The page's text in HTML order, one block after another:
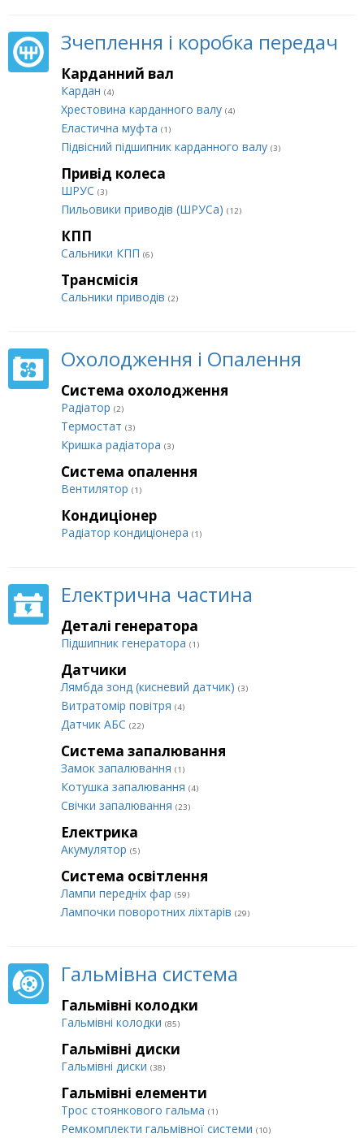
Зчеплення і коробка передач
Карданний вал
Кардан (4)
Хрестовина карданного валу (4)
Еластична муфта (1)
Підвісний підшипник карданного валу (3)
Привід колеса
ШРУС (3)
Пильовики приводів (ШРУСа) (12)
КПП
Сальники КПП (6)
Трансмісія
Сальники приводів (2)
Охолодження і Опалення
Система охолодження
Радіатор (2)
Термостат (3)
Кришка радіатора (3)
Система опалення
Вентилятор (1)
Кондиціонер
Радіатор кондиціонера (1)
Електрична частина
Деталі генератора
Підшипник генератора (1)
Датчики
Лямбда зонд (кисневий датчик) (3)
Витратомір повітря (4)
Датчик АБС (22)
Система запалювання
Замок запалювання (1)
Котушка запалювання (4)
Свічки запалювання (23)
Електрика
Акумулятор (5)
Система освітлення
Лампи передніх фар (59)
Лампочки поворотних ліхтарів (29)
Гальмівна система
Гальмівні колодки
Гальмівні колодки (85)
Гальмівні диски
Гальмівні диски (38)
Гальмівні елементи
Трос стоянкового гальма (1)
Ремкомплекти гальмівної системи (10)